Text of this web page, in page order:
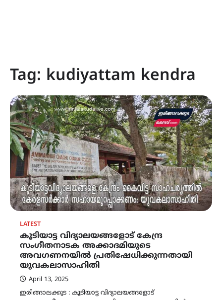
Tag: kudiyattam kendra
LATEST
കൂടിയാട്ട വിദ്യാലയങ്ങളോട് കേന്ദ്ര
സംഗീതനാടക അക്കാദമിയുടെ
അവഗണനയിൽ പ്രതിഷേധിക്കുന്നതായി
യുവകലാസാഹിതി
April 13, 2025
ഇരിങ്ങാലക്കുട : കൂടിയാട്ട വിദ്യാലയങ്ങളോട്